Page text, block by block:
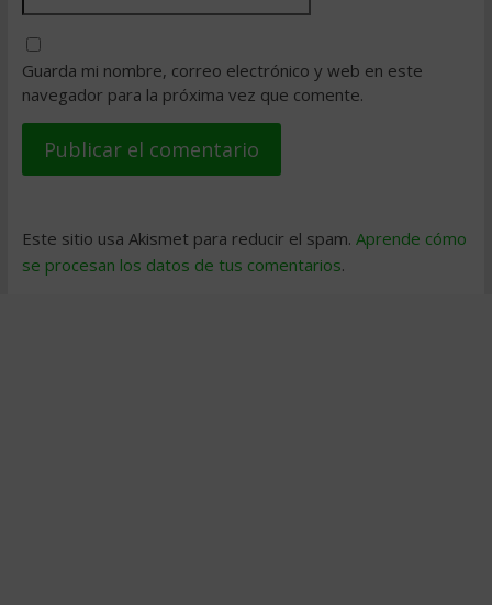
Guarda mi nombre, correo electrónico y web en este
navegador para la próxima vez que comente.
Este sitio usa Akismet para reducir el spam. Aprende cómo
se procesan los datos de tus comentarios.